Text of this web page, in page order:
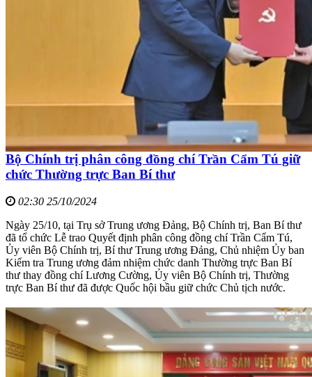
Bộ Chính trị phân công đồng chí Trần Cẩm Tú giữ
chức Thường trực Ban Bí thư
02:30 25/10/2024
Ngày 25/10, tại Trụ sở Trung ương Đảng, Bộ Chính trị, Ban Bí thư
đã tổ chức Lễ trao Quyết định phân công đồng chí Trần Cẩm Tú,
Ủy viên Bộ Chính trị, Bí thư Trung ương Đảng, Chủ nhiệm Ủy ban
Kiểm tra Trung ương đảm nhiệm chức danh Thường trực Ban Bí
thư thay đồng chí Lương Cường, Ủy viên Bộ Chính trị, Thường
trực Ban Bí thư đã được Quốc hội bầu giữ chức Chủ tịch nước.